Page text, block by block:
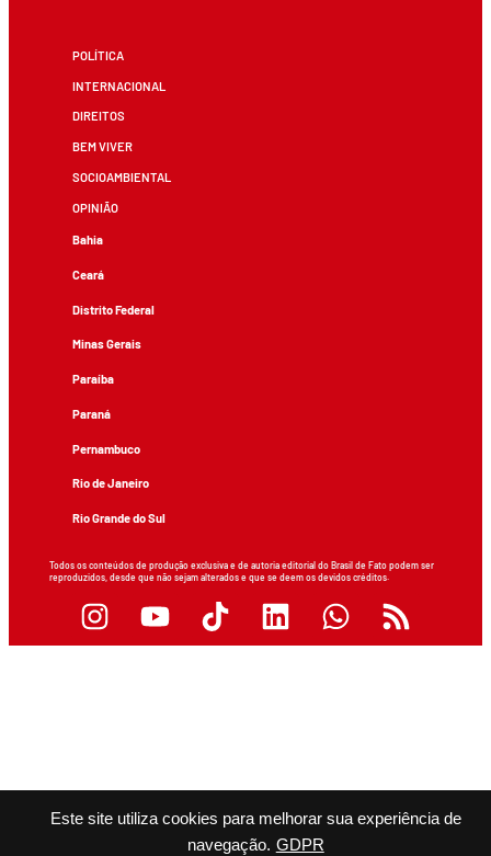
Este site utiliza cookies para melhorar sua experiência de
navegação. GDPR
POLÍTICA
INTERNACIONAL
DIREITOS
BEM VIVER
SOCIOAMBIENTAL
OPINIÃO
Bahia
Ceará
Distrito Federal
Minas Gerais
Paraíba
Paraná
Pernambuco
Rio de Janeiro
Rio Grande do Sul
Todos os conteúdos de produção exclusiva e de autoria editorial do Brasil de Fato podem ser
reproduzidos, desde que não sejam alterados e que se deem os devidos créditos.